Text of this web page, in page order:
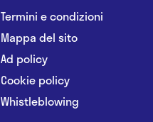
Termini e condizioni
Mappa del sito
Ad policy
Cookie policy
Whistleblowing